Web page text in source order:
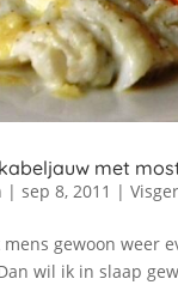
met
| sep 8, 2011 |
gewoon weer
wil ik in slaap